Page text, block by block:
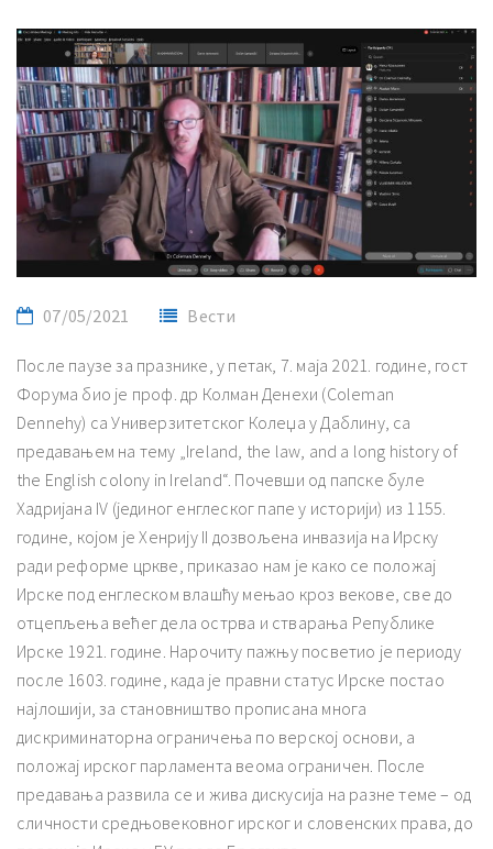
07/05/2021 Вести
После паузе за празнике, у петак, 7. маја 2021. године, гост
Форума био је проф. др Колман Денехи (Coleman
Dennehy) са Универзитетског Колеџа у Даблину, са
предавањем на тему „Ireland, the law, and a long history of
the English colony in Ireland“. Почевши од папске буле
Хадријана IV (јединог енглеског папе у историји) из 1155.
године, којом је Хенрију II дозвољена инвазија на Ирску
ради реформе цркве, приказао нам је како се положај
Ирске под енглеском влашћу мењао кроз векове, све до
отцепљења већег дела острва и стварања Републике
Ирске 1921. године. Нарочиту пажњу посветио је периоду
после 1603. године, када је правни статус Ирске постао
најлошији, за становништво прописана многа
дискриминаторна ограничења по верској основи, а
положај ирског парламента веома ограничен. После
предавања развила се и жива дискусија на разне теме – од
сличности средњовековног ирског и словенских права, до